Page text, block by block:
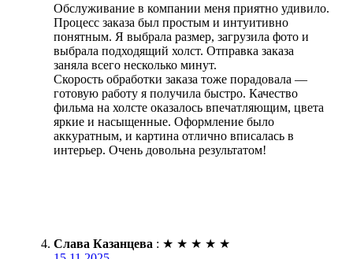
Обслуживание в компании меня приятно удивило.
Процесс заказа был простым и интуитивно
понятным. Я выбрала размер, загрузила фото и
выбрала подходящий холст. Отправка заказа
заняла всего несколько минут.
Скорость обработки заказа тоже порадовала —
готовую работу я получила быстро. Качество
фильма на холсте оказалось впечатляющим, цвета
яркие и насыщенные. Оформление было
аккуратным, и картина отлично вписалась в
интерьер. Очень довольна результатом!
Слава Казанцева : ★ ★ ★ ★ ★